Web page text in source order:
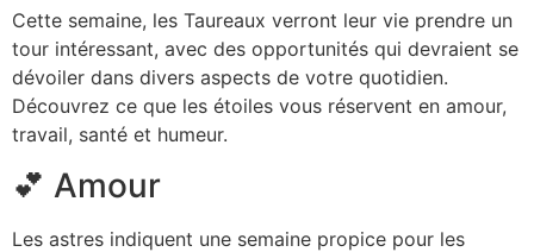
Cette semaine, les Taureaux verront leur vie prendre un
tour intéressant, avec des opportunités qui devraient se
dévoiler dans divers aspects de votre quotidien.
Découvrez ce que les étoiles vous réservent en amour,
travail, santé et humeur.
💕 Amour
Les astres indiquent une semaine propice pour les